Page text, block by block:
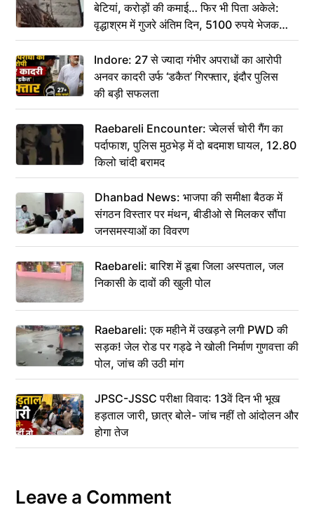
बेटियां, करोड़ों की कमाई… फिर भी पिता अकेले:
वृद्धाश्रम में गुजरे अंतिम दिन, 5100 रुपये भेजकर
कहा– अंतिम संस्कार कर दीजिए हम नहीं आ पाएंगे
Indore: 27 से ज्यादा गंभीर अपराधों का आरोपी
अनवर कादरी उर्फ ‘डकैत’ गिरफ्तार, इंदौर पुलिस
की बड़ी सफलता
Raebareli Encounter: ज्वेलर्स चोरी गैंग का
पर्दाफाश, पुलिस मुठभेड़ में दो बदमाश घायल, 12.80
किलो चांदी बरामद
Dhanbad News: भाजपा की समीक्षा बैठक में
संगठन विस्तार पर मंथन, बीडीओ से मिलकर सौंपा
जनसमस्याओं का विवरण
Raebareli: बारिश में डूबा जिला अस्पताल, जल
निकासी के दावों की खुली पोल
Raebareli: एक महीने में उखड़ने लगी PWD की
सड़क! जेल रोड पर गड्ढे ने खोली निर्माण गुणवत्ता की
पोल, जांच की उठी मांग
JPSC-JSSC परीक्षा विवाद: 13वें दिन भी भूख
हड़ताल जारी, छात्र बोले- जांच नहीं तो आंदोलन और
होगा तेज
Leave a Comment